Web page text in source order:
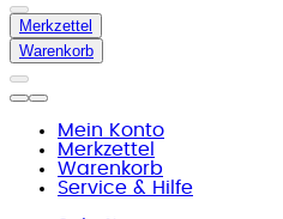
Merkzettel
Warenkorb
Mein Konto
Merkzettel
Warenkorb
Service & Hilfe